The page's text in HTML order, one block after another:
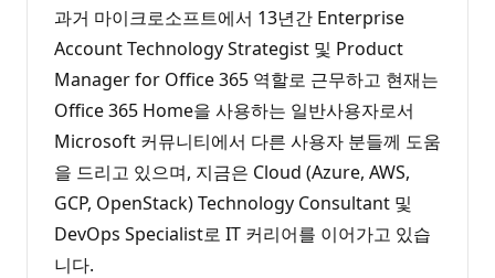
과거 마이크로소프트에서 13년간 Enterprise
Account Technology Strategist 및 Product
Manager for Office 365 역할로 근무하고 현재는
Office 365 Home을 사용하는 일반사용자로서
Microsoft 커뮤니티에서 다른 사용자 분들께 도움
을 드리고 있으며, 지금은 Cloud (Azure, AWS,
GCP, OpenStack) Technology Consultant 및
DevOps Specialist로 IT 커리어를 이어가고 있습
니다.